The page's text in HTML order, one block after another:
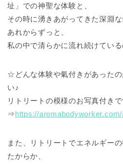
址」での神聖な体験と、
その時に湧きあがってきた深淵
あれからずっと、
私の中で清らかに流れ続けている
☆どんな体験や氣付きがあった
い♪
リトリートの模様のお写真付き
⇒https://
また、リトリートでエネルギー
たからか、